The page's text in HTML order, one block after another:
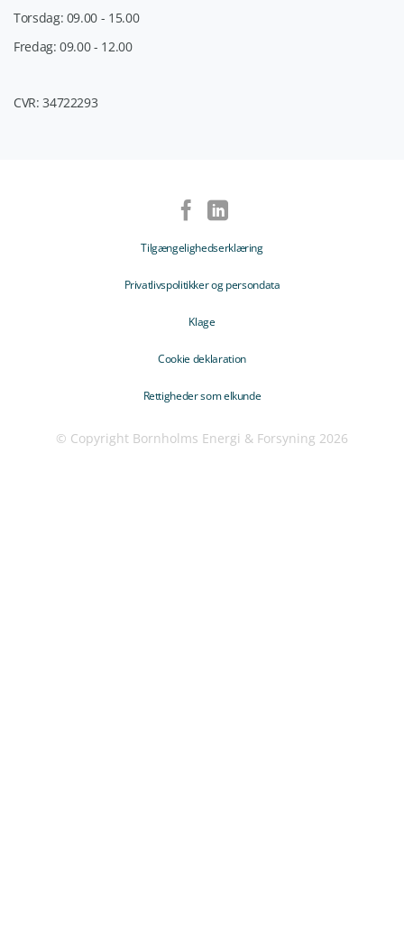
Torsdag: 09.00 - 15.00
Fredag: 09.00 - 12.00
CVR: 34722293
Tilgængelighedserklæring
Privatlivspolitikker og persondata
Klage
Cookie deklaration
Rettigheder som elkunde
© Copyright Bornholms Energi & Forsyning 2026